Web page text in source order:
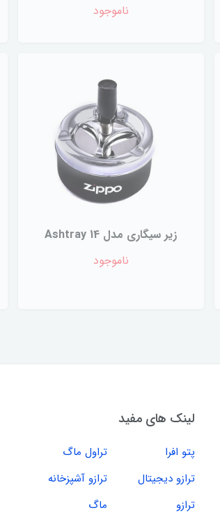
ناموجود
زیر سیگاری مدل 14 Ashtray
ناموجود
لینک های مفید
پتو افرا
تراول ماگ
ترازو دیجیتال
ترازو آشپزخانه
ترازو
ماگ